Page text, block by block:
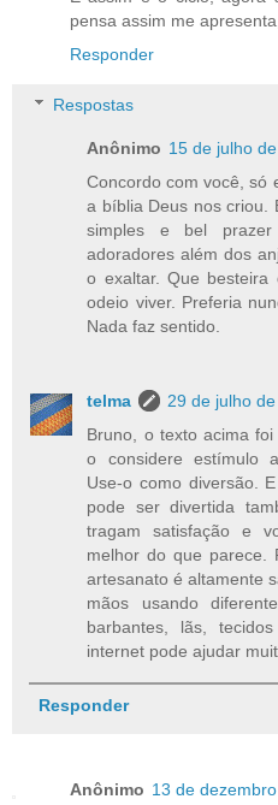
pensa assim me
Responder
Respostas
Anônimo 15 de julho
Concordo com você, só
a bíblia Deus nos criou.
simples e bel
adoradores além dos
o exaltar. Que
odeio viver. Preferia
Nada faz sentido.
telma
29 de julho
Bruno, o texto acima
o considere estímulo
Use-o como diversão.
pode ser divertida
tragam satisfação e
melhor do que parece.
artesanato é altamente
mãos usando
barbantes, lãs,
internet pode ajudar
Responder
Anônimo 13 de